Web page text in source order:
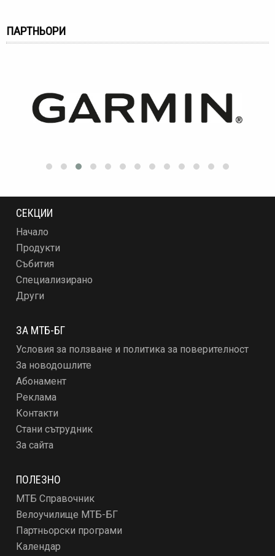
ПАРТНЬОРИ
СЕКЦИИ
Начало
Продукти
Събития
Специализирано
Други
ЗА МТБ-БГ
Условия за ползване и политика за поверителност
За новодошлите
Абонамент
Реклама
Контакти
Стани сътрудник
За сайта
ПОЛЕЗНО
МТБ Справочник
Велоучилище МТБ-БГ
Партньорски програми
Календар